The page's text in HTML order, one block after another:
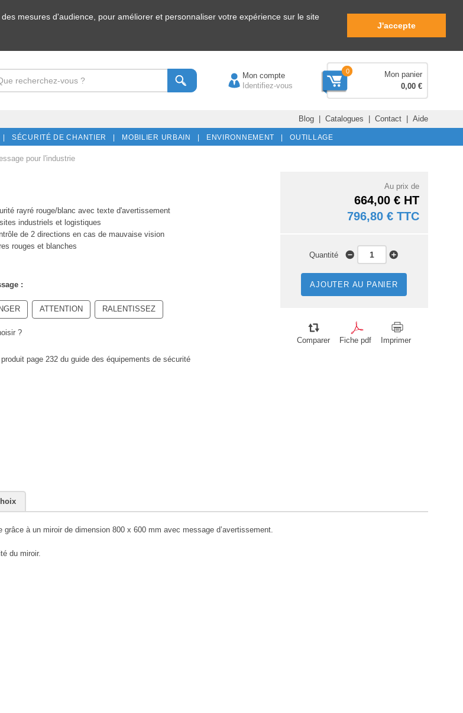
mesures d'audience, pour améliorer et personnaliser votre expérience sur le site
J'accepte
Mon compte
Identifiez-vous
0
Mon panier
0,00 €
Blog| Catalogues | Contact| Aide
| SÉCURITÉ DE CHANTIER | MOBILIER URBAIN | ENVIRONNEMENT | OUTILLAGE
pour l'industrie
rayré rouge/blanc avec texte d'avertissement
industriels et logistiques
de 2 directions en cas de mauvaise vision
rouges et blanches
:
ATTENTION RALENTISSEZ
?
page 232 du guide des équipements de sécurité
Au prix de
664,00 € HT
796,80 € TTC
Quantité
AJOUTER AU PANIER
Comparer Fiche pdf Imprimer
à un miroir de dimension 800 x 600 mm avec message d’avertissement.
du miroir.